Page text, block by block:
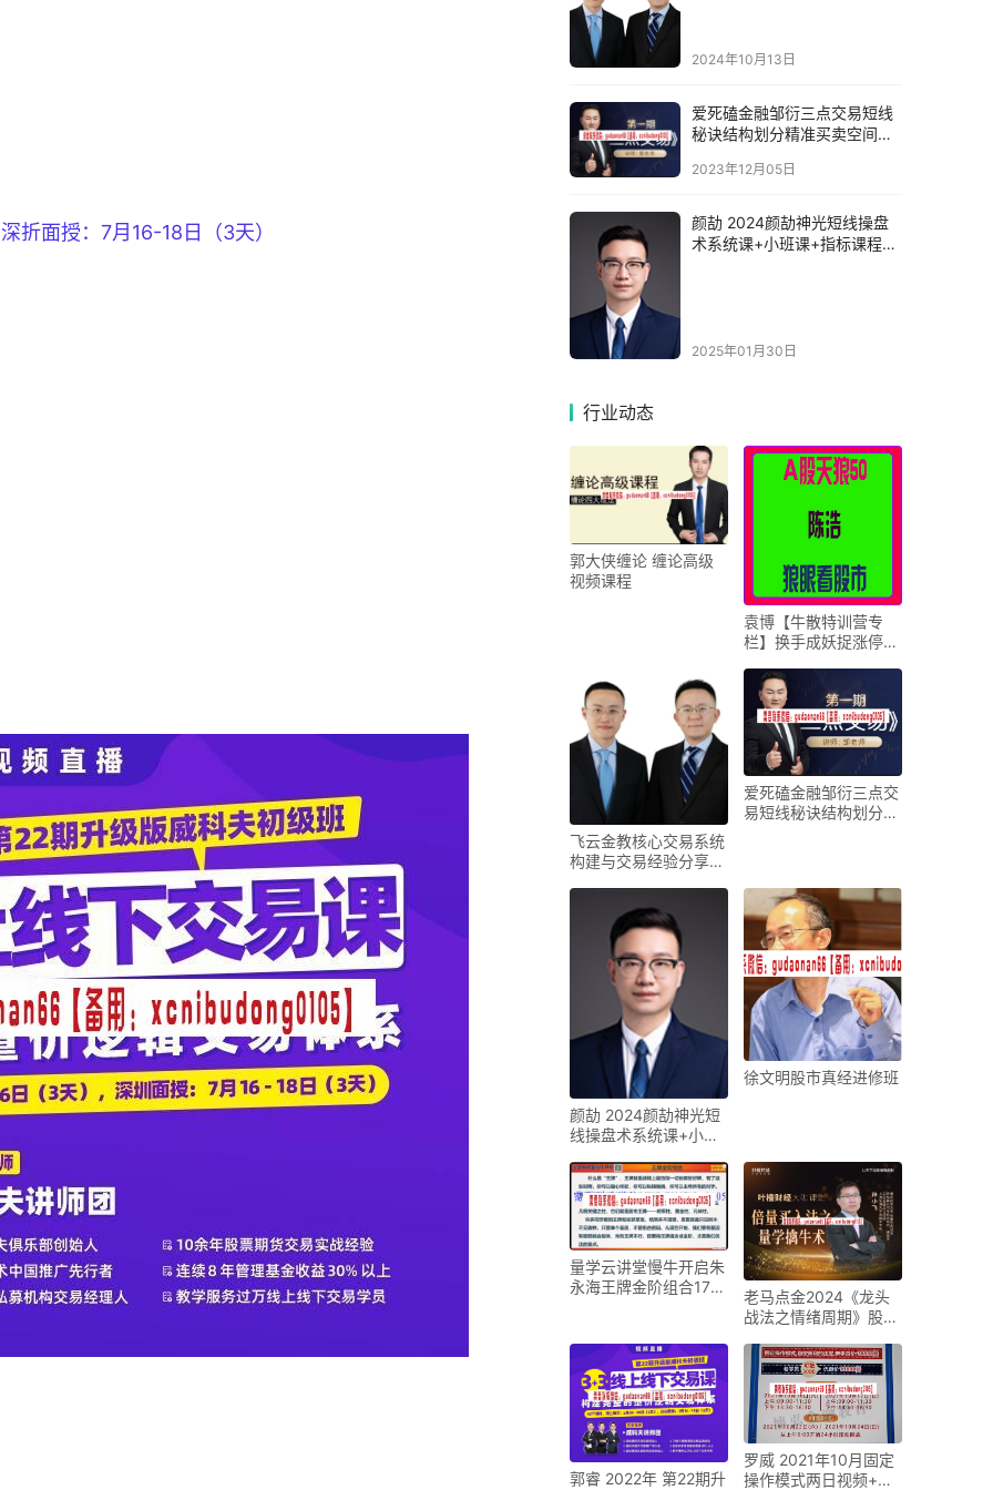
折面授：7月16-18日（3天）
2024年10月13日
爱死磕金融邹衍三点交易短线
秘诀结构划分精准买卖空间测
2023年12月05日
颜劼 2024颜劼神光短线操盘
术系统课+小班课+指标课程视
2025年01月30日
行业动态
郭大侠缠论 缠论高级
视频课程
袁博【牛散特训营专
栏】换手成妖捉涨停股
飞云金教核心交易系统
构建与交易经验分享
爱死磕金融邹衍三点交
易短线秘诀结构划分精
颜劼 2024颜劼神光短
线操盘术系统课+小班
徐文明股市真经进修班
量学云讲堂慢牛开启朱
永海王牌金阶组合17期
老马点金2024《龙头
战法之情绪周期》股票
郭睿 2022年 第22期升
罗威 2021年10月固定
操作模式两日视频+电